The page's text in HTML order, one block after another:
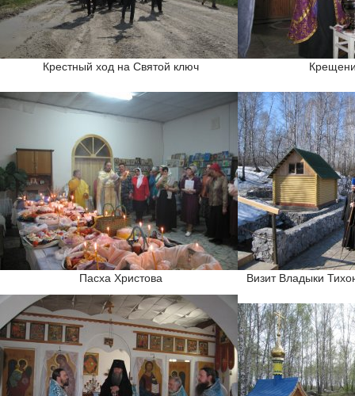
Крестный ход на Святой ключ
Пасха Христова Визит Владыки